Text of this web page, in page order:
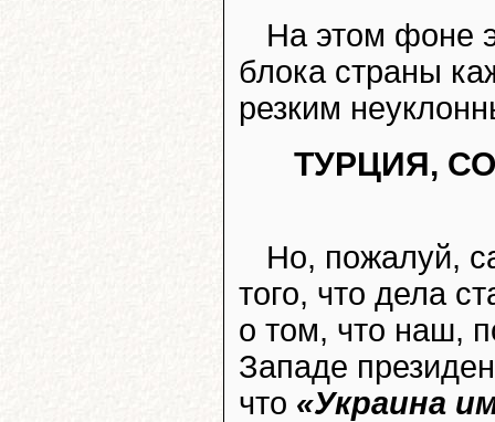
На этом фоне
блока страны
резким
ТУРЦИЯ,
Но, пожалуй,
того, что дела
о том, что наш,
Западе
что «Украина